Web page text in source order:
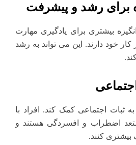
برای رشد و پیشرفت
بیشتری برای یادگیری مهارت
خود دارند. این می تواند به رشد
ثبات اجتماعی کمک کند. افراد با
اضطراب و افسردگی هستند و
بیشتری کنند.